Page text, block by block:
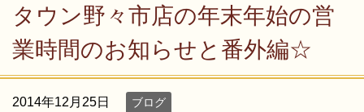
タウン野々市店の年末年始の営
業時間のお知らせと番外編☆
2014年12月25日 ブログ